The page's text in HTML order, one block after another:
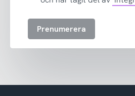
att
Prenumerera